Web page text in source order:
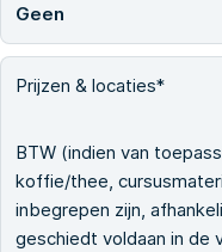
Geen
Prijzen & locaties*
BTW (indien van
koffie/thee,
inbegrepen zijn,
geschiedt voldaan in de